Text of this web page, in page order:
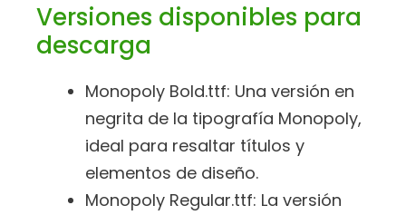
Versiones disponibles para
descarga
Monopoly Bold.ttf: Una versión en
negrita de la tipografía Monopoly,
ideal para resaltar títulos y
elementos de diseño.
Monopoly Regular.ttf: La versión